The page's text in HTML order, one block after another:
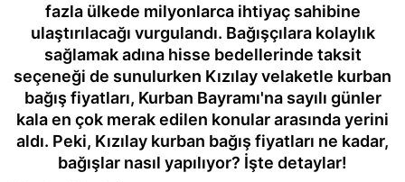
fazla ülkede milyonlarca ihtiyaç sahibine
ulaştırılacağı vurgulandı. Bağışçılara kolaylık
sağlamak adına hisse bedellerinde taksit
seçeneği de sunulurken Kızılay velaketle kurban
bağış fiyatları, Kurban Bayramı'na sayılı günler
kala en çok merak edilen konular arasında yerini
aldı. Peki, Kızılay kurban bağış fiyatları ne kadar,
bağışlar nasıl yapılıyor? İşte detaylar!